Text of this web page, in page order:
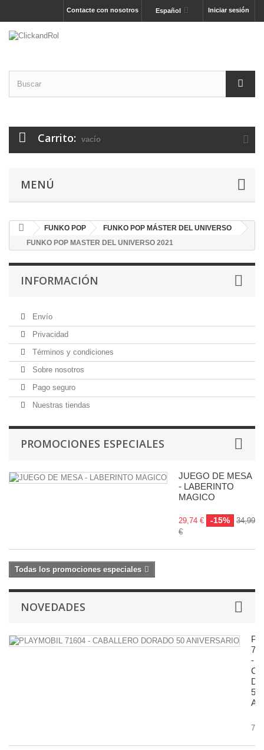
Iniciar sesión
Español
Contacte con nosotros
Carrito: vacío
MENÚ
FUNKO POP
FUNKO POP MÁSTER DEL UNIVERSO
FUNKO POP MASTER DEL UNIVERSO 2021
INFORMACIÓN
Envío
Privacidad
Términos y condiciones
Sobre nosotros
Pago seguro
Nuestras tiendas
PROMOCIONES ESPECIALES
JUEGO DE MESA
- LABERINTO
MAGICO
29,74 € -15%
34,99
€
Todas los promociones especiales
NOVEDADES
-
50